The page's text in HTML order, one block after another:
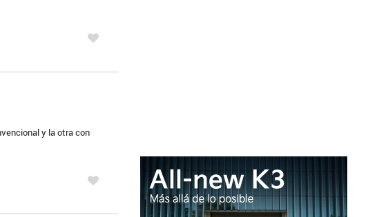
y la otra con